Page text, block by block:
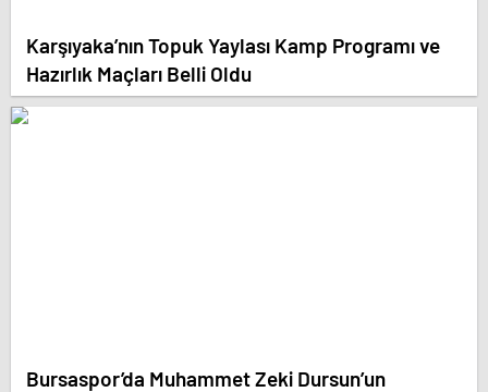
Karşıyaka’nın Topuk Yaylası Kamp Programı ve
Hazırlık Maçları Belli Oldu
Bursaspor’da Muhammet Zeki Dursun’un